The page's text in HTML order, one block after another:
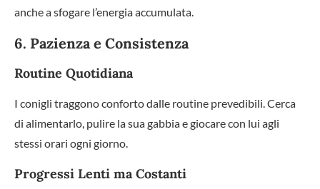
anche a sfogare l’energia accumulata.
6. Pazienza e Consistenza
Routine Quotidiana
I conigli traggono conforto dalle routine prevedibili. Cerca
di alimentarlo, pulire la sua gabbia e giocare con lui agli
stessi orari ogni giorno.
Progressi Lenti ma Costanti